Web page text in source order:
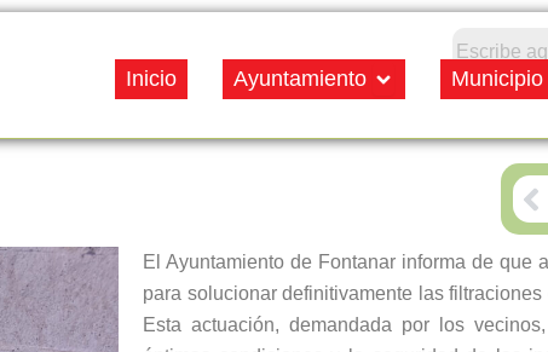
Inicio Ayuntamiento Open Ayuntamiento
Municipio
El Ayuntamiento de Fontanar informa de que
para solucionar definitivamente las
Esta actuación, demandada por los